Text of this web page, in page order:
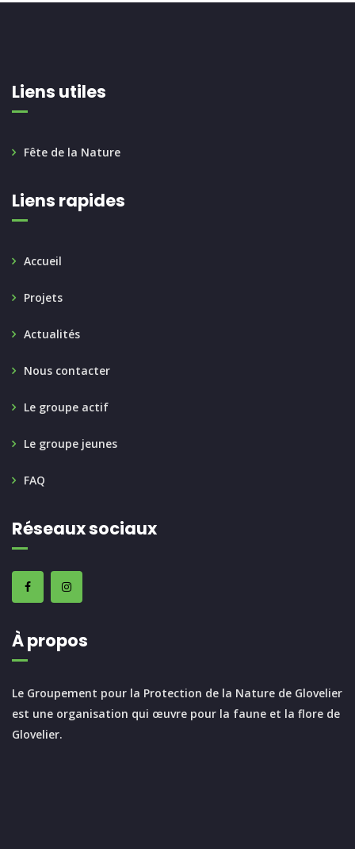
Liens utiles
Fête de la Nature
Liens rapides
Accueil
Projets
Actualités
Nous contacter
Le groupe actif
Le groupe jeunes
FAQ
Réseaux sociaux
À propos
Le Groupement pour la Protection de la Nature de Glovelier
est une organisation qui œuvre pour la faune et la flore de
Glovelier.